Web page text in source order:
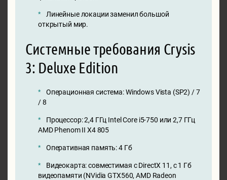
Линейные локации заменил большой
открытый мир.
Системные требования Crysis
3: Deluxe Edition
Операционная система: Windows Vista (SP2) / 7
/ 8
Процессор: 2,4 ГГц Intel Core i5-750 или 2,7 ГГц
AMD Phenom II X4 805
Оперативная память: 4 Гб
Видеокарта: совместимая с DirectX 11, с 1 Гб
видеопамяти (NVidia GTX560, AMD Radeon